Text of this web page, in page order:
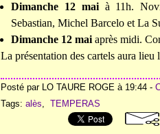
Dimanche 12 maià 11h.
Sebastian, Michel Barcelo et La
Dimanche 12 mai après midi.
La présentation des cartels aura
Posté par LO TAURE ROGE à 19:44 -
Tags: alès, TEMPERAS